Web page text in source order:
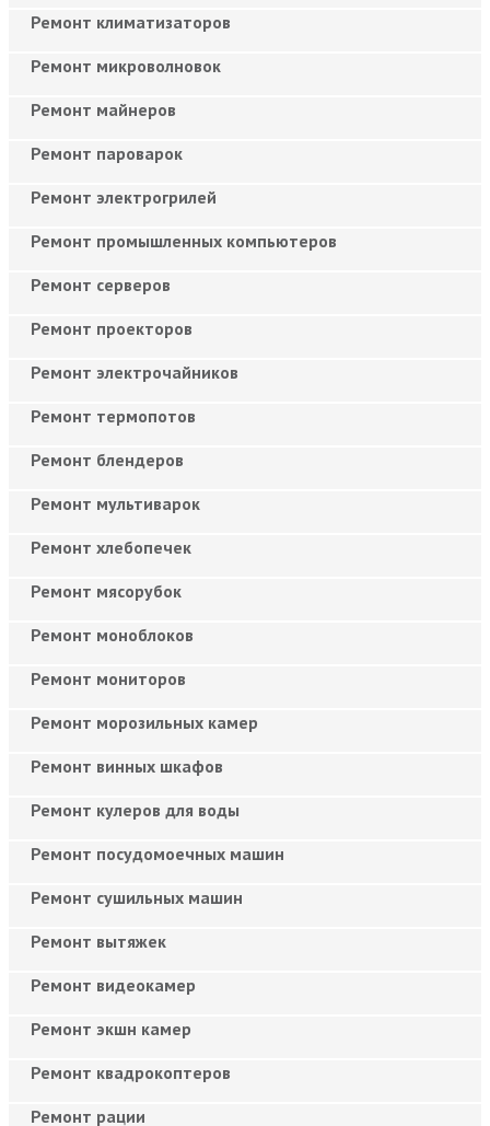
Ремонт климатизаторов
Ремонт микроволновок
Ремонт майнеров
Ремонт пароварок
Ремонт электрогрилей
Ремонт промышленных компьютеров
Ремонт серверов
Ремонт проекторов
Ремонт электрочайников
Ремонт термопотов
Ремонт блендеров
Ремонт мультиварок
Ремонт хлебопечек
Ремонт мясорубок
Ремонт моноблоков
Ремонт мониторов
Ремонт морозильных камер
Ремонт винных шкафов
Ремонт кулеров для воды
Ремонт посудомоечных машин
Ремонт сушильных машин
Ремонт вытяжек
Ремонт видеокамер
Ремонт экшн камер
Ремонт квадрокоптеров
Ремонт рации